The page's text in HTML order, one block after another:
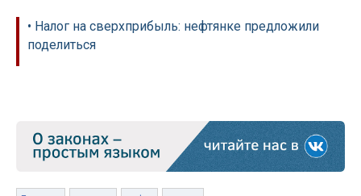
• Налог на сверхприбыль: нефтянке предложили
поделиться